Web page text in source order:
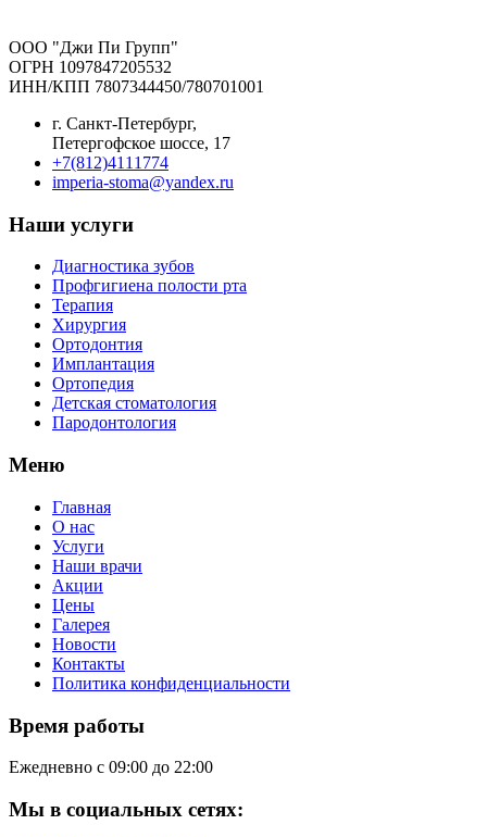
ООО "Джи Пи Групп"
ОГРН 1097847205532
ИНН/КПП 7807344450/780701001
г. Санкт-Петербург,
Петергофское шоссе, 17
+7(812)4111774
imperia-stoma@yandex.ru
Наши услуги
Диагностика зубов
Профгигиена полости рта
Терапия
Хирургия
Ортодонтия
Имплантация
Ортопедия
Детская стоматология
Пародонтология
Меню
Главная
О нас
Услуги
Наши врачи
Акции
Цены
Галерея
Новости
Контакты
Политика конфиденциальности
Время работы
Ежедневно с 09:00 до 22:00
Мы в социальных сетях: